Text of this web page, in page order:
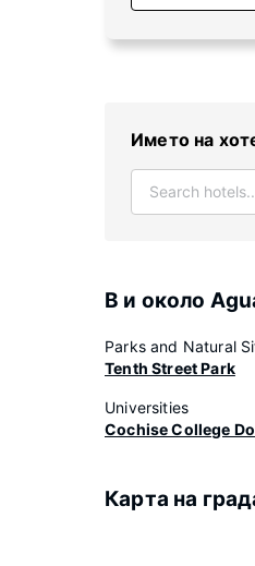
Името на
В и около
Parks and Natural
Tenth Street Park
Universities
Cochise College
Карта на